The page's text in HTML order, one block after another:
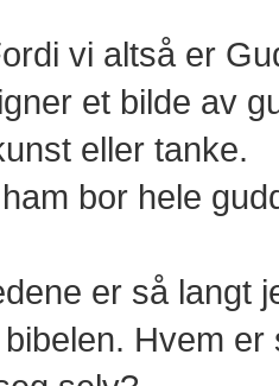
vi altså er
et bilde av
eller tanke.
bor hele
er så langt
Hvem